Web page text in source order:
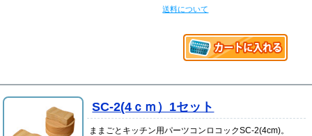
送料について
SC-2(4ｃｍ）1セット
ままごとキッチン用パーツコンロコックSC-2(4cm)。